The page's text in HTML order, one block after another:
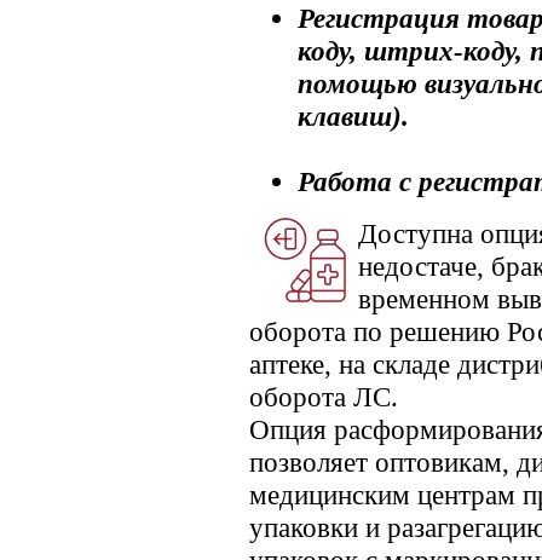
Регистрация
коду, штрих-коду,
помощью
клавиш).
Работа с
Доступна
недостаче,
временном
оборота по решению
аптеке, на складе
оборота ЛС.
Опция
позволяет оптовикам,
медицинским центрам
упаковки и